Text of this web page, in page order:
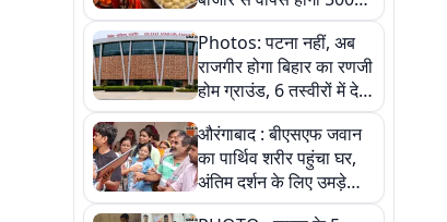
किलो संदिग्ध खाद्य सामग्री,
देखें तस्वीरें
Photos: पटना नहीं, अब
राजगीर होगा बिहार का रणजी
होम ग्राउंड, 6 तस्वीरों में देखें
नए स्टेडियम की पूरी कहानी
औरंगाबाद : बीएसएफ जवान
का पार्थिव शरीर पहुंचा घर,
अंतिम दर्शन के लिए उमड़े
लोग